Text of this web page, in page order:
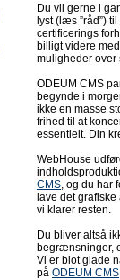
Du vil gerne i
lyst (læs ”råd”)
certificerings
billigt videre
muligheder over
ODEUM CMS
begynde i
ikke en masse
frihed til at
essentielt. Din
WebHouse
CMS , og du
lave det
vi klarer resten.
Du bliver altså
begrænsninger,
Vi er blot glade
på ODEUM CMS